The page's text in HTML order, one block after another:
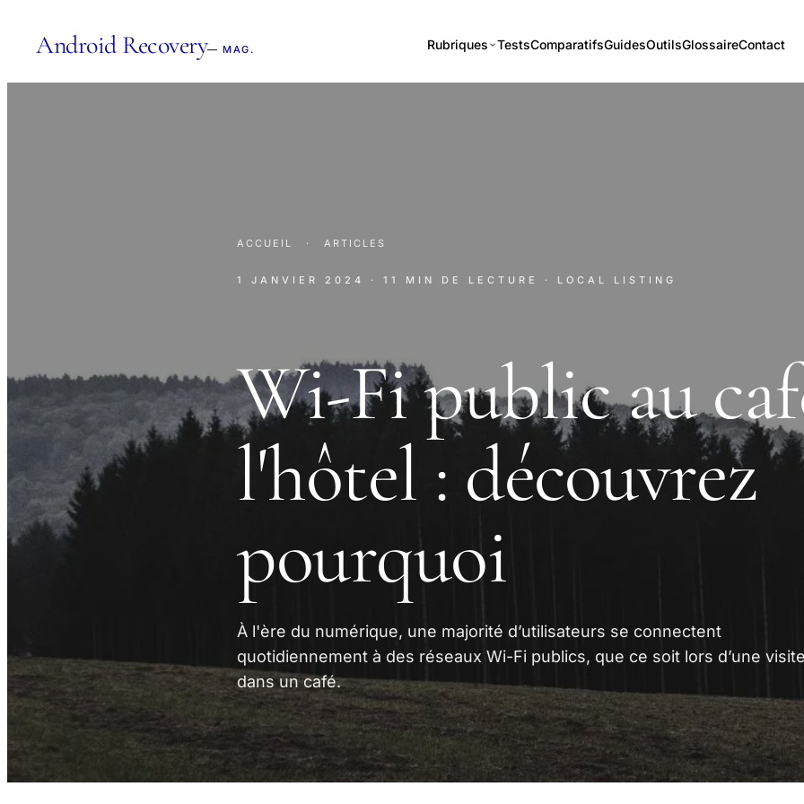
Android Recovery— MAG. Rubriques TestsComparatifsGuidesOutilsGlossaireContact
ACCUEIL · ARTICLES
1 JANVIER 2024 · 11 MIN DE LECTURE · LOCAL LISTING
Wi-Fi public au
l'hôtel : découvrez
pourquoi
À l'ère du numérique, une majorité d’utilisateurs se connectent
quotidiennement à des réseaux Wi-Fi publics, que ce soit lors d’une
dans un café.